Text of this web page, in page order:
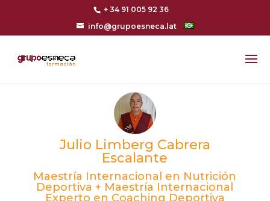
+ 34 91 005 92 36
info@grupoesneca.lat
Julio Limberg Cabrera
Escalante
Maestría Internacional en Nutrición
Deportiva + Maestría Internacional
Experto en Coaching Deportiva